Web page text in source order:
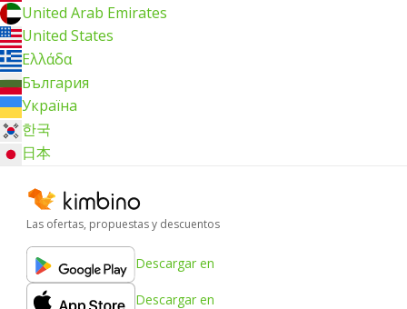
United Arab Emirates
United States
Ελλάδα
България
Україна
한국
日本
Las ofertas, propuestas y descuentos
Descargar en
Descargar en